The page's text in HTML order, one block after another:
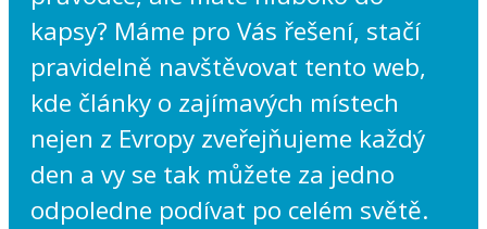
kapsy? Máme pro Vás řešení, stačí
pravidelně navštěvovat tento web,
kde články o zajímavých místech
nejen z Evropy zveřejňujeme každý
den a vy se tak můžete za jedno
odpoledne podívat po celém světě.